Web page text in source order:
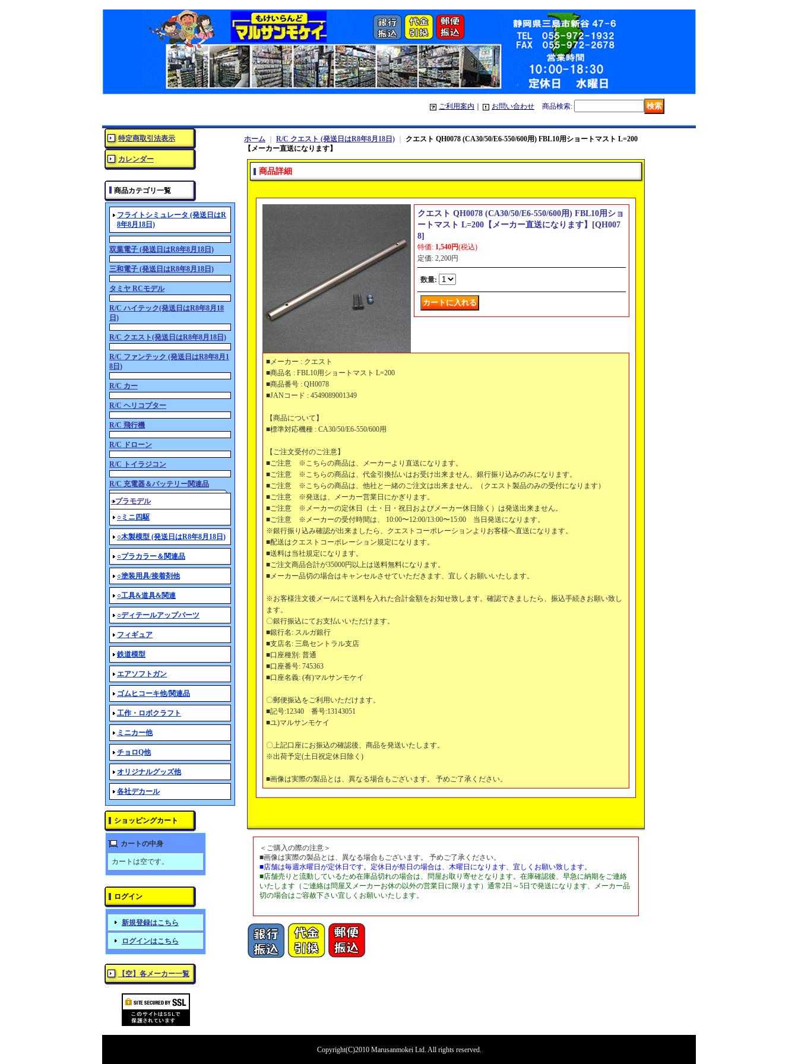
ご利用案内 お問い合わせ 商品検索:
特定商取引法表示
カレンダー
商品カテゴリ一覧
フライトシミュレータ (発送日はR
8年8月18日)
双葉電子 (発送日はR8年8月18日)
三和電子 (発送日はR8年8月18日)
タミヤ RCモデル
R/C ハイテック(発送日はR8年8月18
日)
R/C クエスト(発送日はR8年8月18日)
R/C ファンテック (発送日はR8年8月1
8日)
R/C カー
R/C ヘリコプター
R/C 飛行機
R/C ドローン
R/C トイラジコン
R/C 充電器＆バッテリー関連品
○プラモデル
○ミニ四駆
○木製模型 (発送日はR8年8月18日)
○プラカラー＆関連品
○塗装用具/接着剤他
○工具&道具&関連
○ディテールアップパーツ
フィギュア
鉄道模型
エアソフトガン
ゴムヒコーキ他/関連品
工作・ロボクラフト
ミニカー他
チョロQ他
オリジナルグッズ他
各社デカール
ショッピングカート
カートの中身
カートは空です。
ログイン
新規登録はこちら
ログインはこちら
【空】各メーカー一覧
ホーム R/C クエスト (発送日はR8年8月18日)
クエスト QH0078 (CA30/50/E6-550/600用) FBL10用ショートマスト L=200
【メーカー直送になります】
商品詳細
クエスト QH0078 (CA30/50/E6-550/600用) FBL10用ショ
ートマスト L=200【メーカー直送になります】
[QH007
8]
特価: 1,540円(税込)
定価: 2,200円
数量:
■メーカー : クエスト
■商品名 : FBL10用ショートマスト L=200
■商品番号 : QH0078
■JANコード : 4549089001349
【商品について】
■標準対応機種 : CA30/50/E6-550/600用
【ご注文受付のご注意】
■ご注意 ※こちらの商品は、メーカーより直送になります。
■ご注意 ※こちらの商品は、代金引換払いはお受け出来ません、銀行振り込みのみになります。
■ご注意 ※こちらの商品は、他社と一緒のご注文は出来ません。（クエスト製品のみの受付になります）
■ご注意 ※発送は、メーカー営業日にかぎります。
■ご注意 ※メーカーの定休日（土・日・祝日およびメーカー休日除く）は発送出来ません。
■ご注意 ※メーカーの受付時間は、 10:00〜12:00/13:00〜15:00 当日発送になります。
※銀行振り込み確認が出来ましたら、クエストコーポレーションよりお客様ヘ直送になります。
■配送はクエストコーポレーション規定になります。
■送料は当社規定になります。
■ご注文商品合計が35000円以上は送料無料になります。
■メーカー品切の場合はキャンセルさせていただきます、宜しくお願いいたします。
※お客様注文後メールにて送料を入れた合計金額をお知せ致します。確認できましたら、振込手続きお願い致し
ます。
〇銀行振込にてお支払いいただけます。
■銀行名: スルガ銀行
■支店名: 三島セントラル支店
■口座種別: 普通
■口座番号: 745363
■口座名義: (有)マルサンモケイ
〇郵便振込をご利用いただけます。
■記号:12340 番号:13143051
■ユ)マルサンモケイ
〇上記口座にお振込の確認後、商品を発送いたします。
※出荷予定(土日祝定休日除く)
■画像は実際の製品とは、異なる場合もございます。 予めご了承ください。
＜ご購入の際の注意＞
■画像は実際の製品とは、異なる場合もございます。 予めご了承ください。
■店舗は毎週水曜日が定休日です。定休日が祭日の場合は、木曜日になります、宜しくお願い致します。
■店舗売りと流動しているため在庫品切れの場合は、問屋お取り寄せとなります。在庫確認後、早急に納期をご連絡
いたします（ご連絡は問屋又メーカーお休の以外の営業日に限ります）通常2日～5日で発送になります、メーカー品
切の場合はご容赦下さい宜しくお願いいたします。
Copyright(C)2010 Marusanmokei Ltd. All rights reserved.